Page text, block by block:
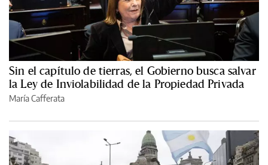
Sin el capítulo de tierras, el Gobierno busca salvar
la Ley de Inviolabilidad de la Propiedad Privada
María Cafferata